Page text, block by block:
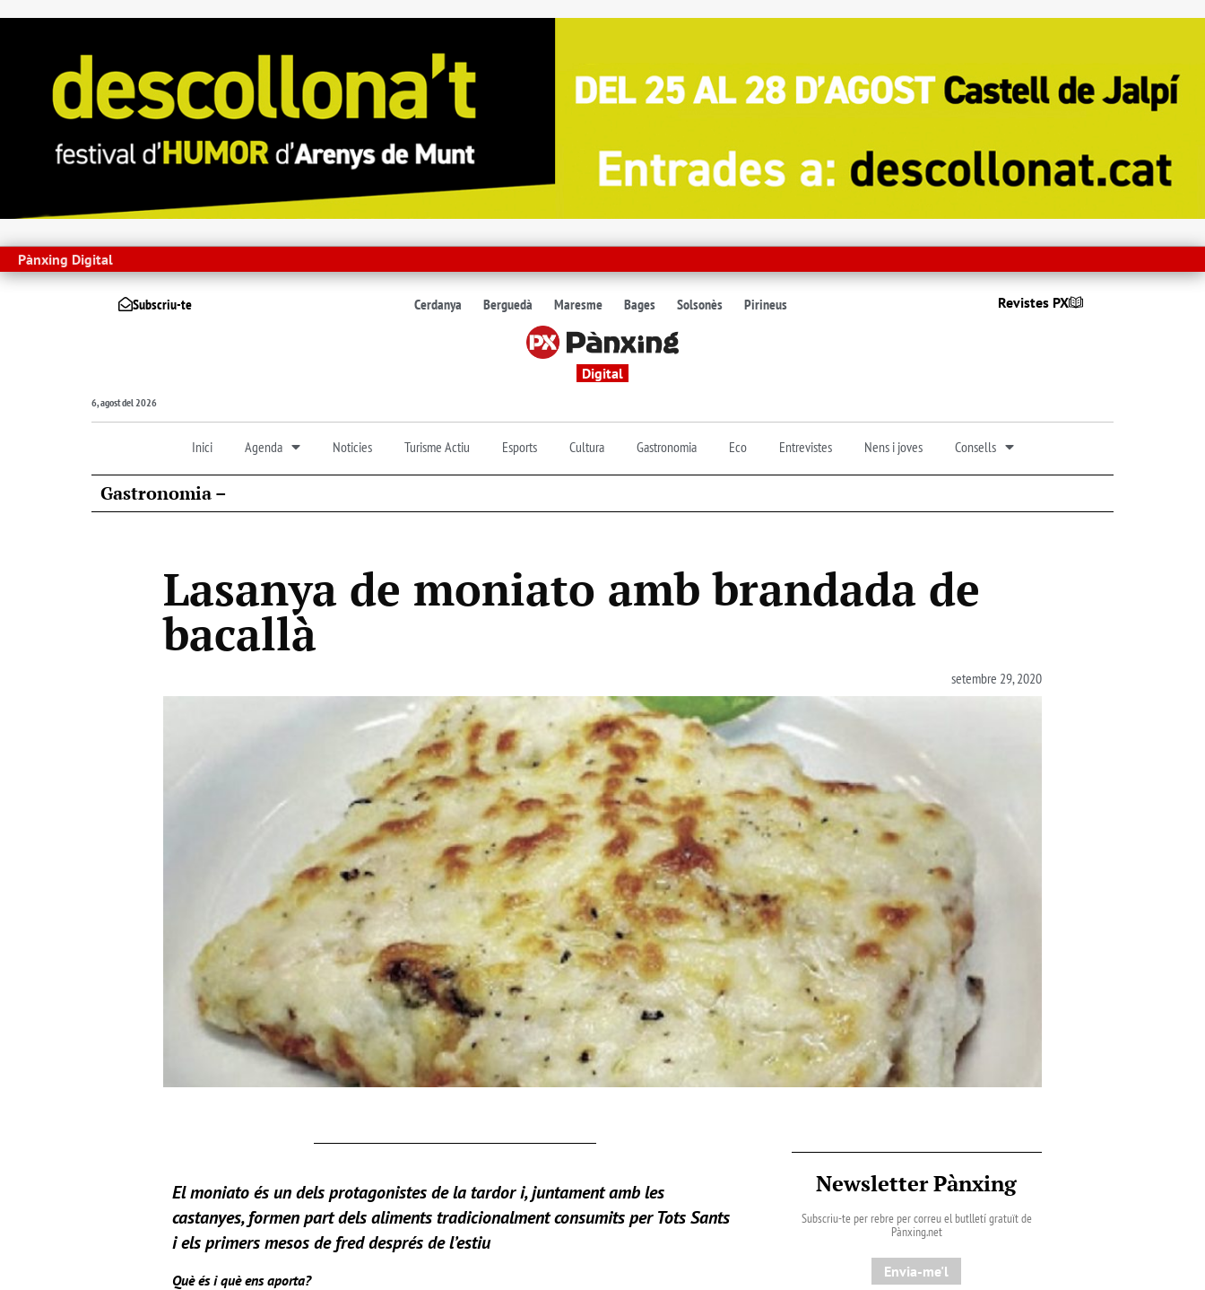
Pànxing Digital
Subscriu-te Cerdanya Berguedà Maresme Bages Solsonès Pirineus Revistes PX
Digital
6, agost del 2026
Inici Agenda Noticies Turisme Actiu Esports Cultura Gastronomia Eco Entrevistes Nens i joves Consells
Gastronomia –
Lasanya de moniato amb brandada de
bacallà
setembre 29, 2020
El moniato és un dels protagonistes de la tardor i, juntament amb les
castanyes, formen part dels aliments tradicionalment consumits per Tots Sants
i els primers mesos de fred després de l’estiu
Què és i què ens aporta?
Newsletter Pànxing
Subscriu-te per rebre per correu el butlletí gratuït de
Pànxing.net​
Envia-me'l